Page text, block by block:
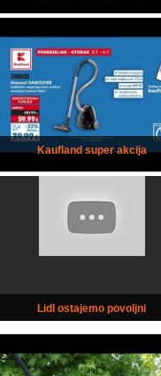
Kaufland super akcija
Lidl ostajemo povoljni